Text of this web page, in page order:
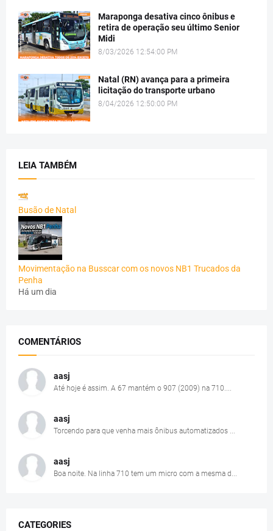
Maraponga desativa cinco ônibus e
retira de operação seu último Senior
Midi
8/03/2026 12:54:00 PM
Natal (RN) avança para a primeira
licitação do transporte urbano
8/04/2026 12:50:00 PM
LEIA TAMBÉM
Busão de Natal
Movimentação na Busscar com os novos NB1 Trucados da
Penha
Há um dia
COMENTÁRIOS
aasj
Até hoje é assim. A 67 mantém o 907 (2009) na 710....
aasj
Torcendo para que venha mais ônibus automatizados ...
aasj
Boa noite. Na linha 710 tem um micro com a mesma d...
CATEGORIES